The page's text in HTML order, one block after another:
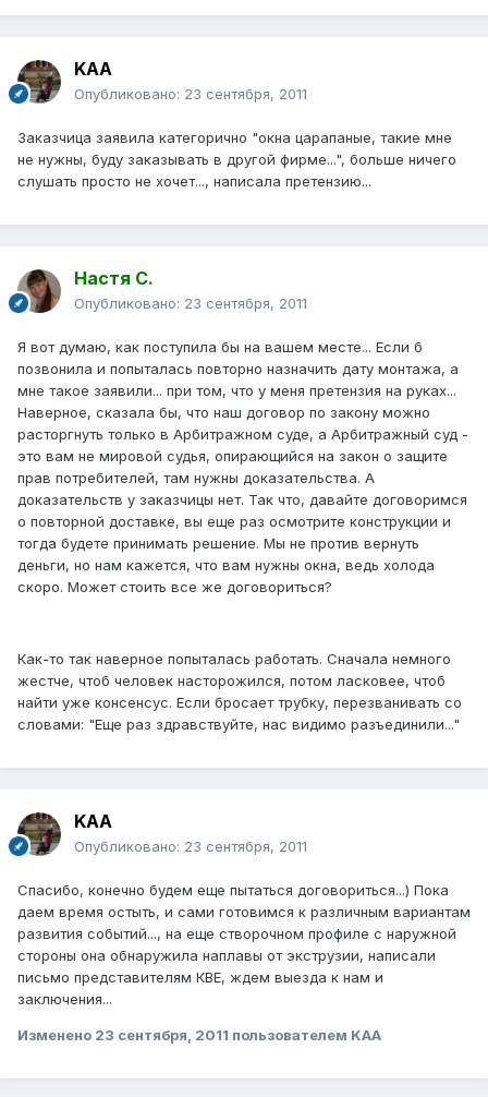
KAA
Опубликовано: 23 сентября, 2011
Заказчица заявила категорично "окна царапаные, такие мне
не нужны, буду заказывать в другой фирме...", больше ничего
слушать просто не хочет..., написала претензию...
Настя С.
Опубликовано: 23 сентября, 2011
Я вот думаю, как поступила бы на вашем месте... Если б
позвонила и попыталась повторно назначить дату монтажа, а
мне такое заявили... при том, что у меня претензия на руках...
Наверное, сказала бы, что наш договор по закону можно
расторгнуть только в Арбитражном суде, а Арбитражный суд -
это вам не мировой судья, опирающийся на закон о защите
прав потребителей, там нужны доказательства. А
доказательств у заказчицы нет. Так что, давайте договоримся
о повторной доставке, вы еще раз осмотрите конструкции и
тогда будете принимать решение. Мы не против вернуть
деньги, но нам кажется, что вам нужны окна, ведь холода
скоро. Может стоить все же договориться?
Как-то так наверное попыталась работать. Сначала немного
жестче, чтоб человек насторожился, потом ласковее, чтоб
найти уже консенсус. Если бросает трубку, перезванивать со
словами: "Еще раз здравствуйте, нас видимо разъединили..."
KAA
Опубликовано: 23 сентября, 2011
Спасибо, конечно будем еще пытаться договориться...) Пока
даем время остыть, и сами готовимся к различным вариантам
развития событий..., на еще створочном профиле с наружной
стороны она обнаружила наплавы от экструзии, написали
письмо представителям КВЕ, ждем выезда к нам и
заключения...
Изменено 23 сентября, 2011 пользователем KAA